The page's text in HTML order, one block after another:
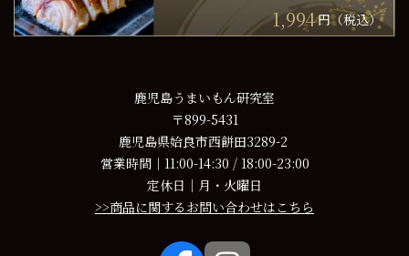
1,994円（税込）
鹿児島うまいもん研究室
〒899-5431
鹿児島県姶良市西餅田3289-2
営業時間｜11:00-14:30 / 18:00-23:00
定休日｜月・火曜日
>>商品に関するお問い合わせはこちら